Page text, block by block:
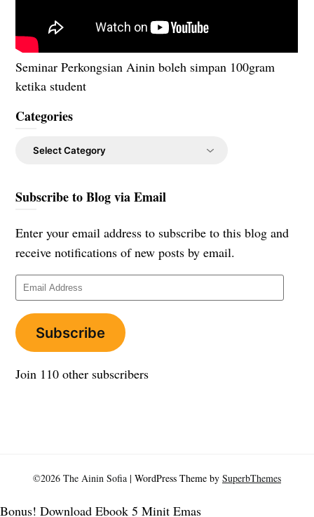
Seminar Perkongsian Ainin boleh simpan 100gram
ketika student
Categories
Categories
Subscribe to Blog via Email
Enter your email address to subscribe to this blog and
receive notifications of new posts by email.
Email
Address
Subscribe
Join 110 other subscribers
©2026 The Ainin Sofia | WordPress Theme by SuperbThemes
Bonus! Download Ebook 5 Minit Emas